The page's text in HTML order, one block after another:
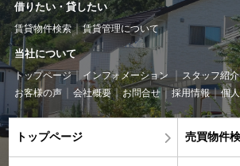
借りたい・貸したい
賃貸物件検索 賃貸管理について
当社について
トップページ インフォメーション スタッフ紹介
お客様の声
会社概要 お問合せ 採用情報 個
トップページ 売買物件